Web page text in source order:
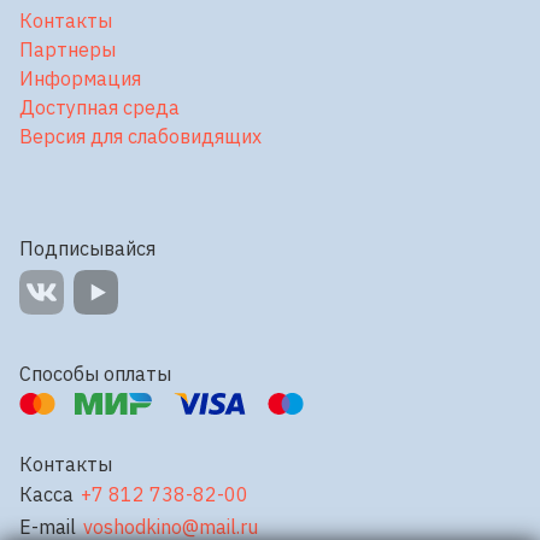
Контакты
Партнеры
Информация
Доступная среда
Версия для слабовидящих
Подписывайся
Способы оплаты
Контакты
Касса +7 812 738-82-00
E-mail voshodkino@mail.ru